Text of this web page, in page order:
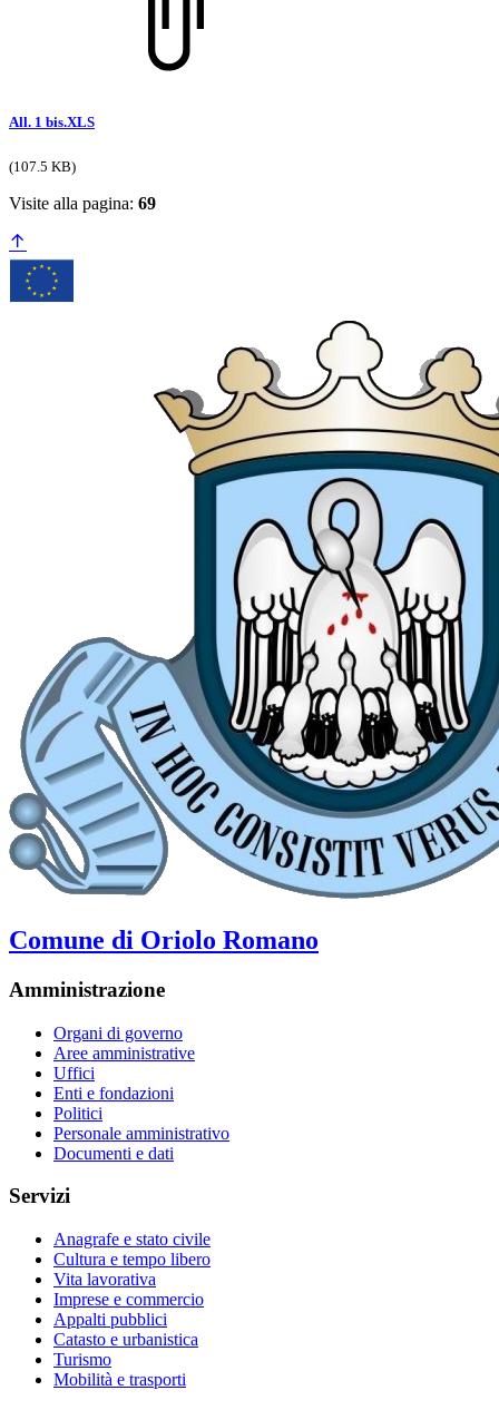
All. 1 bis.XLS
(107.5 KB)
Visite alla pagina: 69
Comune di Oriolo Romano
Amministrazione
Organi di governo
Aree amministrative
Uffici
Enti e fondazioni
Politici
Personale amministrativo
Documenti e dati
Servizi
Anagrafe e stato civile
Cultura e tempo libero
Vita lavorativa
Imprese e commercio
Appalti pubblici
Catasto e urbanistica
Turismo
Mobilità e trasporti